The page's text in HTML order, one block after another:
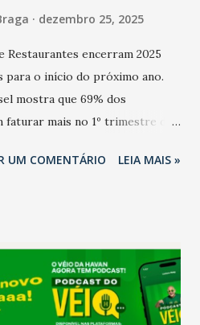
dezembro 25, 2025
Restaurantes encerram 2025
para o início do próximo ano.
mostra que 69% dos
faturar mais no 1º trimestre de
deste ano, 56% também
ano e pelo pagamento do 13º
de trabalhadores, já que o
dos anos recentes.
UM COMENTÁRIO LEIA MAIS »